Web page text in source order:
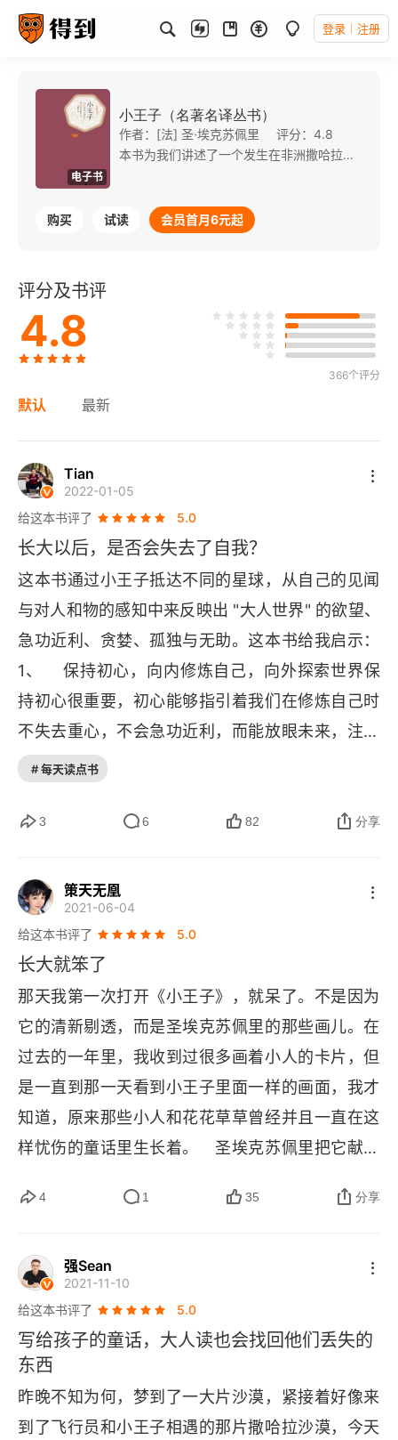
登录 注册
电子书
小王子（名著名译丛书）
作者：[法] 圣·埃克苏佩里
评分：4.8
本书为我们讲述了一个发生在非洲撒哈拉大沙漠中如梦如幻的故事：在撒哈拉沙漠，一名迫降的飞行员遇见了一个从外星来的小王子。这个可爱的小人儿在到处寻觅友情，他曾经访问过六颗行星，首颗行星上住着一个可笑的权欲迷；第二颗行星上住着一个虚荣狂；第三颗行星上住着一个酒鬼；第四颗行星上住着一个贪婪的商人；第五颗行星上住着一个自私的灯夫；第六颗行星上住着一个不知海洋、山脉为何物的地理学家。小王子认为，爱和友情是高于一切的，那么爱和友情到哪里去寻觅？童话结尾揭示了底蕴：爱和友情就在我们身边。
购买 试读 会员首月6元起
评分及书评
4.8
366个评分
默认 最新
Tian
2022-01-05
给这本书评了
5.0
长大以后，是否会失去了自我？
这本书通过小王子抵达不同的星球，从自己的见闻
与对人和物的感知中来反映出 "大人世界" 的欲望、
急功近利、贪婪、孤独与无助。这本书给我启示：
1、    保持初心，向内修炼自己，向外探索世界保
持初心很重要，初心能够指引着我们在修炼自己时
不失去重心，不会急功近利，而能放眼未来，注重
长期价值；同时初心能够帮助我们向外探索世界
么。2、    生活不止眼前的苟且，还有诗和远方不
的风景，生活其实有很多小确幸，只不过我们迷失
了发现没的双眼。很多人关注能不能自身能不能获
得荣誉时，其实别人暗地里已经在开始行动了。荣
誉、金钱并不能给你带来永恒的价值与快乐，唯有
不断投入到自身认为最有价值的事情，才能找到生
活的真谛。3、    与其取悦别人，不如取悦自己改
变不了大环境就改变小环境，做自己力所能及的
事，人需要有自知之明，凡事需要量力而行。你不
能决定太阳何时升起，但你可以决定自己几点起
床。改变不了风的方向那就去调整风帆。与其取悦
别人，不如先取悦自己，你不能决定别人人如何看
不在平时懂得取悦自己，放松心情，合理的安排自
己的生活。4、    生活需要放下，才能发掘更多的
风景生活是艺术的，我们不要每天紧绷的自己的神
经，而是要学会在某个瞬间享受生活，放下执念。
享受生活能够让我们的思绪、情感慢下来，得到一
种愉悦的体验。学会享受是最好的治疗剂，让我们
# 每天读点书
3 6 82 分享
策天无凰
2021-06-04
给这本书评了
5.0
长大就笨了
那天我第一次打开《小王子》，就呆了。不是因为
它的清新剔透，而是圣埃克苏佩里的那些画儿。在
过去的一年里，我收到过很多画着小人的卡片，但
是一直到那一天看到小王子里面一样的画面，我才
知道，原来那些小人和花花草草曾经并且一直在这
样忧伤的童话里生长着。　圣埃克苏佩里把它献给
从做孩子开始的。（然而，记得这事的又有几个
走路的时候总是匆忙得像上厕所一样。许多人都没
朵花开花谢；没有时间问问路边低着头的小孩在想
什么；没有时间写信；没有时间赤脚走路；没有时
间练习用口水吹泡泡。　　《小王子》使我终于发
现，原来有那么多事情被我忽略了，原来我已经忘
4 1 35 分享
强Sean
2021-11-10
给这本书评了
5.0
写给孩子的童话，大人读也会找回他们丢失的
东西
昨晚不知为何，梦到了一大片沙漠，紧接着好像来
到了飞行员和小王子相遇的那片撒哈拉沙漠，今天